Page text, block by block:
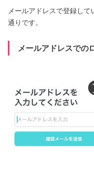
メールアドレスで登録し
通りです。
メールアドレスでの